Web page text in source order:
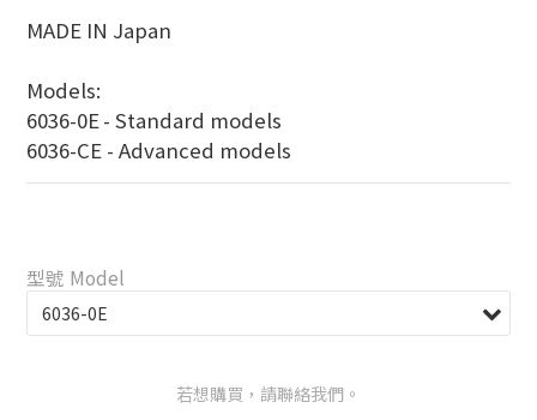
MADE IN Japan
Models:
6036-0E	- Standard models
6036-CE - Advanced models
型號 Model
若想購買，請聯絡我們。